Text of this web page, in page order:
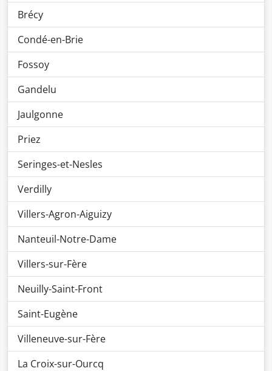
Brécy
Condé-en-Brie
Fossoy
Gandelu
Jaulgonne
Priez
Seringes-et-Nesles
Verdilly
Villers-Agron-Aiguizy
Nanteuil-Notre-Dame
Villers-sur-Fère
Neuilly-Saint-Front
Saint-Eugène
Villeneuve-sur-Fère
La Croix-sur-Ourcq